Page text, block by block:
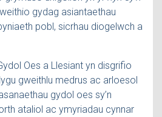
gydag asiantaethau
pobl, sicrhau diogelwch a
Oes a Llesiant yn disgrifio
gweithlu medrus ac arloesol
gydol oes sy’n
ataliol ac ymyriadau cynnar